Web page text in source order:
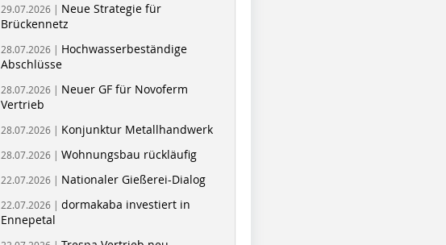
29.07.2026 | Neue Strategie für
Brückennetz
28.07.2026 | Hochwasserbeständige
Abschlüsse
28.07.2026 | Neuer GF für Novoferm
Vertrieb
28.07.2026 | Konjunktur Metallhandwerk
28.07.2026 | Wohnungsbau rückläufig
22.07.2026 | Nationaler Gießerei-Dialog
22.07.2026 | dormakaba investiert in
Ennepetal